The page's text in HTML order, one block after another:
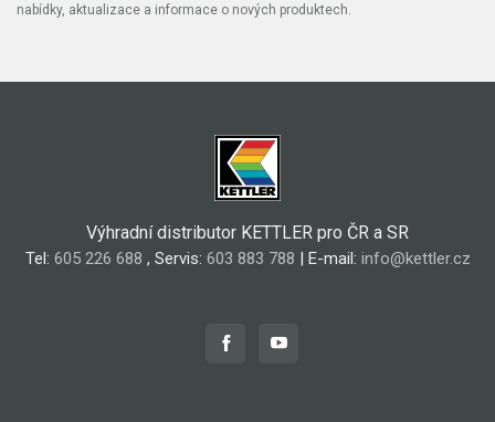
nabídky, aktualizace a informace o nových produktech.
Výhradní distributor KETTLER pro ČR a SR
Tel: 605 226 688 , Servis: 603 883 788 | E-mail: info@kettler.cz